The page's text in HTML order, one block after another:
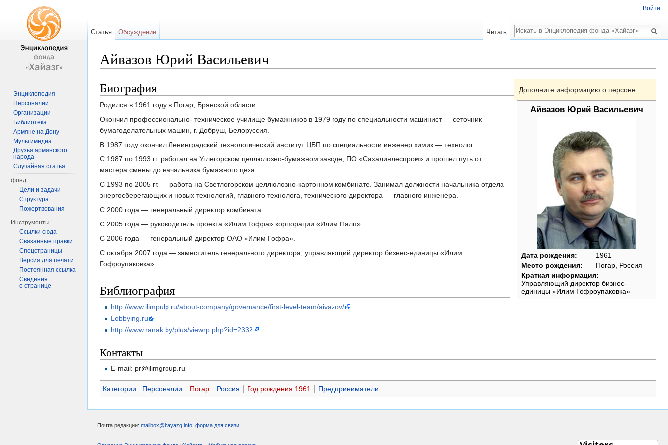
Айвазов Юрий Васильевич
Дополните информацию о персоне
Айвазов Юрий Васильевич
Дата рождения:
1961
Место рождения:
Погар, Россия
Краткая информация:
Управляющий директор бизнес-
единицы «Илим Гофроупаковка»
Биография
Родился в 1961 году в Погар, Брянской области.
Окончил профессионально- техническое училище бумажников в 1979 году по специальности машинист — сеточник
бумагоделательных машин, г. Добруш, Белоруссия.
В 1987 году окончил Ленинградский технологический институт ЦБП по специальности инженер химик — технолог.
С 1987 по 1993 гг. работал на Углегорском целлюлозно-бумажном заводе, ПО «Сахалинлеспром» и прошел путь от
мастера смены до начальника бумажного цеха.
С 1993 по 2005 гг. — работа на Светлогорском целлюлозно-картонном комбинате. Занимал должности начальника отдела
энергосберегающих и новых технологий, главного технолога, технического директора — главного инженера.
С 2000 года — генеральный директор комбината.
С 2005 года — руководитель проекта «Илим Гофра» корпорации «Илим Палп».
С 2006 года — генеральный директор ОАО «Илим Гофра».
С октября 2007 года — заместитель генерального директора, управляющий директор бизнес-единицы «Илим
Гофроупаковка».
Библиография
http://www.ilimpulp.ru/about-company/governance/first-level-team/aivazov/
Lobbying.ru
http://www.ranak.by/plus/viewrp.php?id=2332
Контакты
E-mail: pr@ilimgroup.ru
Категории: Персоналии Погар Россия Год рождения:1961 Предприниматели
Войти
Статья Обсуждение Читать
Поиск
Энциклопедия
Персоналии
Организации
Библиотека
Армяне на Дону
Мультимедиа
Друзья армянского
народа
Случайная статья
фонд
Цели и задачи
Структура
Пожертвования
Инструменты
Ссылки сюда
Связанные правки
Спецстраницы
Версия для печати
Постоянная ссылка
Сведения
о странице
Почта редакции: mailbox@hayazg.info форма для связи